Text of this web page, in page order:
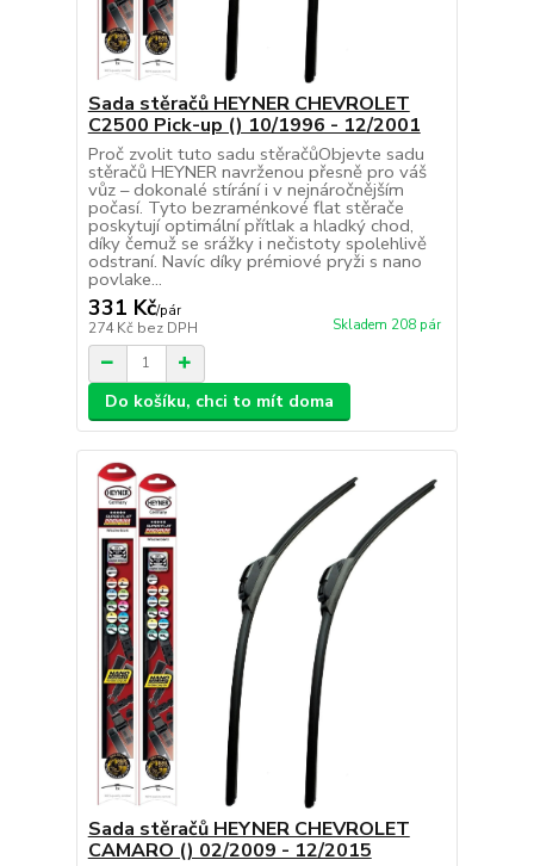
Sada stěračů HEYNER CHEVROLET
C2500 Pick-up () 10/1996 - 12/2001
Proč zvolit tuto sadu stěračůObjevte sadu
stěračů HEYNER navrženou přesně pro váš
vůz – dokonalé stírání i v nejnáročnějším
počasí. Tyto bezraménkové flat stěrače
poskytují optimální přítlak a hladký chod,
díky čemuž se srážky i nečistoty spolehlivě
odstraní. Navíc díky prémiové pryži s nano
povlake...
331 Kč/pár
274 Kč bez DPH Skladem 208 pár
Do košíku, chci to mít doma
Sada stěračů HEYNER CHEVROLET
CAMARO () 02/2009 - 12/2015